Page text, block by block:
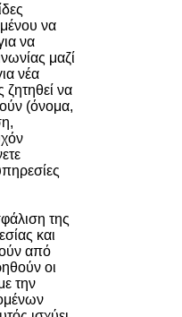
να
να
μαζί
νέα
ζητηθεί να
(όνομα,
της
και
από
οι
την